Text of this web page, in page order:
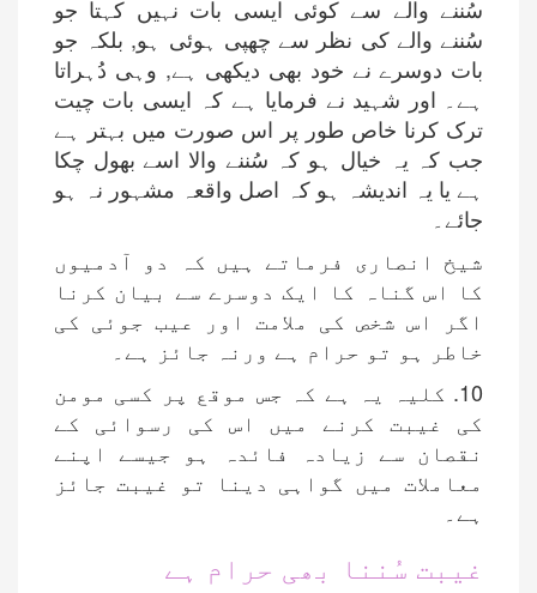
سُننے والے سے کوئی ایسی بات نہیں کہتا جو
سُننے والے کی نظر سے چھپی ہوئی ہو, بلکہ جو
بات دوسرے نے خود بھی دیکھی ہے, وہی دُہراتا
ہے۔ اور شہید نے فرمایا ہے کہ ایسی بات چیت
ترک کرنا خاص طور پر اس صورت میں بہتر ہے
جب کہ یہ خیال ہو کہ سُننے والا اسے بھول چکا
ہے یا یہ اندیشہ ہو کہ اصل واقعہ مشہور نہ ہو
جائے۔
شیخ انصاری فرماتے ہیں کہ دو آدمیوں
کا اس گناہ کا ایک دوسرے سے بیان کرنا
اگر اس شخص کی ملامت اور عیب جوئی کی
خاطر ہو تو حرام ہے ورنہ جائز ہے۔
10. کلیہ یہ ہے کہ جس موقع پر کسی مومن
کی غیبت کرنے میں اس کی رسوائی کے
نقصان سے زیادہ فائدہ ہو جیسے اپنے
معاملات میں گواہی دینا تو غیبت جائز
ہے۔
غیبت سُننا بھی حرام ہے